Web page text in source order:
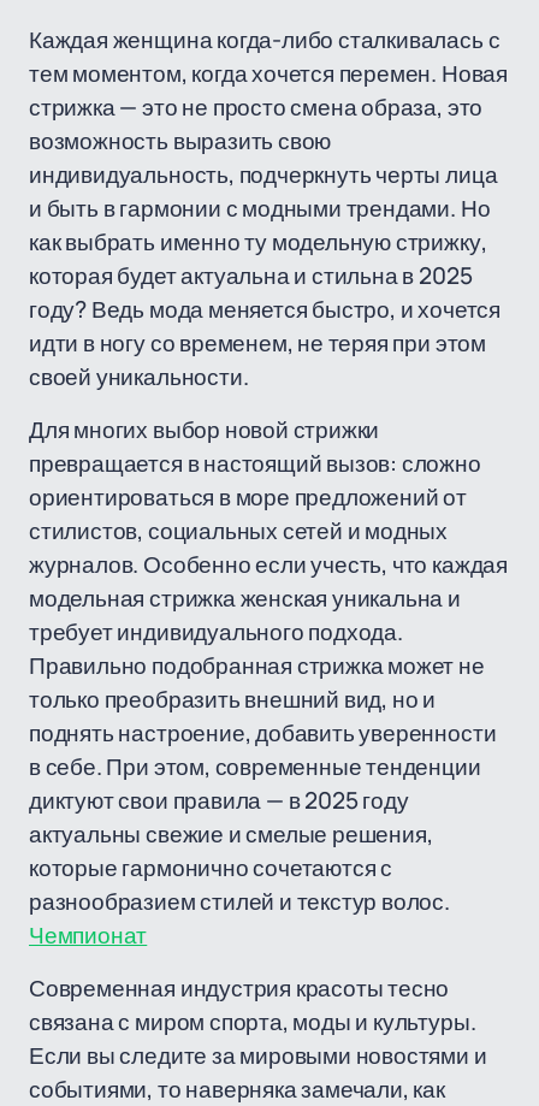
Каждая женщина когда-либо сталкивалась с
тем моментом, когда хочется перемен. Новая
стрижка — это не просто смена образа, это
возможность выразить свою
индивидуальность, подчеркнуть черты лица
и быть в гармонии с модными трендами. Но
как выбрать именно ту модельную стрижку,
которая будет актуальна и стильна в 2025
году? Ведь мода меняется быстро, и хочется
идти в ногу со временем, не теряя при этом
своей уникальности.
Для многих выбор новой стрижки
превращается в настоящий вызов: сложно
ориентироваться в море предложений от
стилистов, социальных сетей и модных
журналов. Особенно если учесть, что каждая
модельная стрижка женская уникальна и
требует индивидуального подхода.
Правильно подобранная стрижка может не
только преобразить внешний вид, но и
поднять настроение, добавить уверенности
в себе. При этом, современные тенденции
диктуют свои правила — в 2025 году
актуальны свежие и смелые решения,
которые гармонично сочетаются с
разнообразием стилей и текстур волос.
Чемпионат
Современная индустрия красоты тесно
связана с миром спорта, моды и культуры.
Если вы следите за мировыми новостями и
событиями, то наверняка замечали, как